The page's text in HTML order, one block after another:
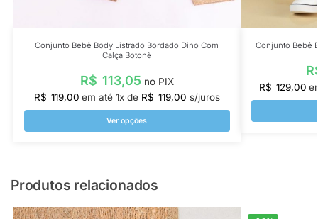
Conjunto Bebê Body Listrado Bordado Dino Com
Calça Botonê
R$ 113,05 no PIX
R$ 119,00 em até 1x de R$ 119,00 s/juros
Ver opções
Conjunto Bebê
R$ 129,00
Produtos relacionados